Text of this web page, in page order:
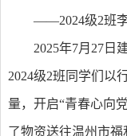
——2024级2班
2025年7月27日
2024级2班同学们以
量，开启“青春心向
了物资送往温州市